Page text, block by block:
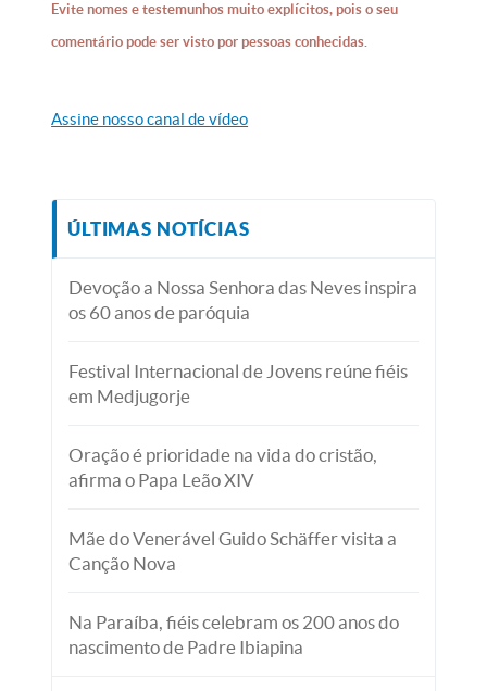
Evite nomes e testemunhos muito explícitos, pois o seu
comentário pode ser visto por pessoas conhecidas.
Assine nosso canal de vídeo
ÚLTIMAS NOTÍCIAS
Devoção a Nossa Senhora das Neves inspira
os 60 anos de paróquia
Festival Internacional de Jovens reúne fiéis
em Medjugorje
Oração é prioridade na vida do cristão,
afirma o Papa Leão XIV
Mãe do Venerável Guido Schäffer visita a
Canção Nova
Na Paraíba, fiéis celebram os 200 anos do
nascimento de Padre Ibiapina